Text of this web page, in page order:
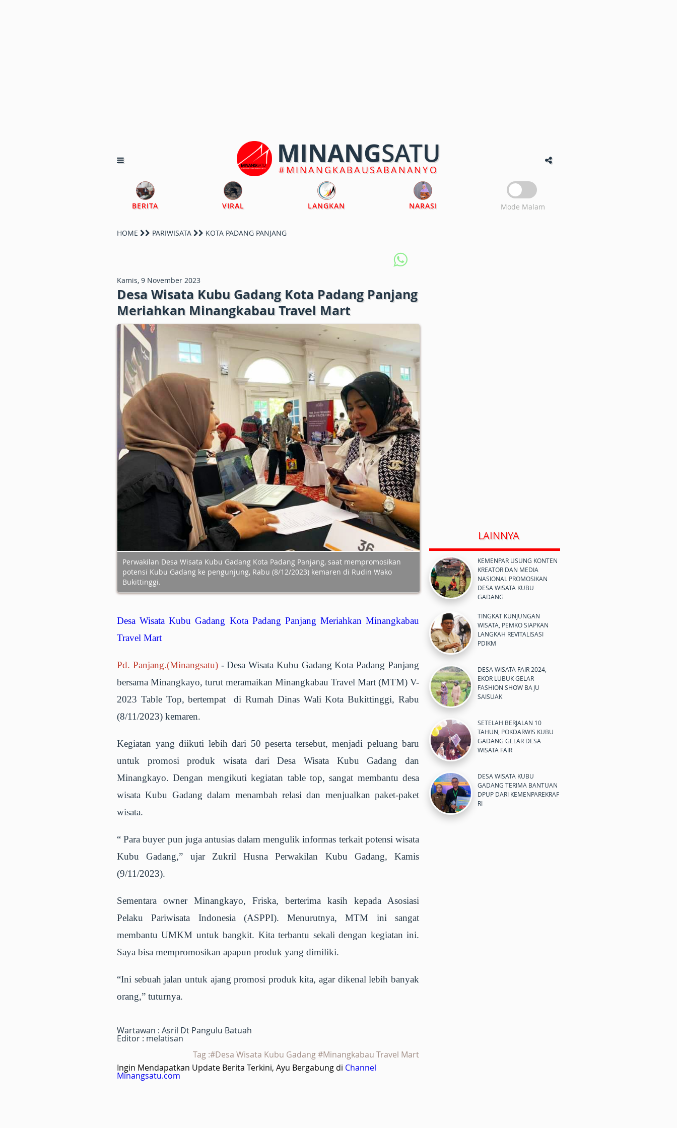
MINANGSATU
#MINANGKABAUSABANANYO
BERITA VIRAL LANGKAN NARASI Mode Malam
HOME PARIWISATA KOTA PADANG PANJANG
Kamis, 9 November 2023
Desa Wisata Kubu Gadang Kota Padang Panjang
Meriahkan Minangkabau Travel Mart
Perwakilan Desa Wisata Kubu Gadang Kota Padang Panjang, saat mempromosikan
potensi Kubu Gadang ke pengunjung, Rabu (8/12/2023) kemaren di Rudin Wako
Bukittinggi.
Desa Wisata Kubu Gadang Kota Padang Panjang Meriahkan Minangkabau
Travel Mart
Pd. Panjang.(Minangsatu) - Desa Wisata Kubu Gadang Kota Padang Panjang
bersama Minangkayo, turut meramaikan Minangkabau Travel Mart (MTM) V-
2023 Table Top, bertempat di Rumah Dinas Wali Kota Bukittinggi, Rabu
(8/11/2023) kemaren.
Kegiatan yang diikuti lebih dari 50 peserta tersebut, menjadi peluang baru
untuk promosi produk wisata dari Desa Wisata Kubu Gadang dan
Minangkayo. Dengan mengikuti kegiatan table top, sangat membantu desa
wisata Kubu Gadang dalam menambah relasi dan menjualkan paket-paket
wisata.
“ Para buyer pun juga antusias dalam mengulik informas terkait potensi wisata
Kubu Gadang,” ujar Zukril Husna Perwakilan Kubu Gadang, Kamis
(9/11/2023).
Sementara owner Minangkayo, Friska, berterima kasih kepada Asosiasi
Pelaku Pariwisata Indonesia (ASPPI). Menurutnya, MTM ini sangat
membantu UMKM untuk bangkit. Kita terbantu sekali dengan kegiatan ini.
Saya bisa mempromosikan apapun produk yang dimiliki.
“Ini sebuah jalan untuk ajang promosi produk kita, agar dikenal lebih banyak
orang,” tuturnya.
Wartawan : Asril Dt Pangulu Batuah
Editor : melatisan
Tag :#Desa Wisata Kubu Gadang #Minangkabau Travel Mart
Ingin Mendapatkan Update Berita Terkini, Ayu Bergabung di Channel
Minangsatu.com
LAINNYA
KEMENPAR USUNG KONTEN
KREATOR DAN MEDIA
NASIONAL PROMOSIKAN
DESA WISATA KUBU
GADANG
TINGKAT KUNJUNGAN
WISATA, PEMKO SIAPKAN
LANGKAH REVITALISASI
PDIKM
DESA WISATA FAIR 2024,
EKOR LUBUK GELAR
FASHION SHOW BAJU
SAISUAK
SETELAH BERJALAN 10
TAHUN, POKDARWIS KUBU
GADANG GELAR DESA
WISATA FAIR
DESA WISATA KUBU
GADANG TERIMA BANTUAN
DPUP DARI KEMENPAREKRAF
RI